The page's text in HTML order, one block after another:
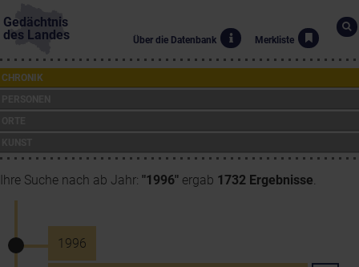
Gedächtnis
des Landes
Über die Datenbank Merkliste
CHRONIK
Ihre Suche nach ab Jahr: "1996" ergab 1732 Ergebnisse.
1996